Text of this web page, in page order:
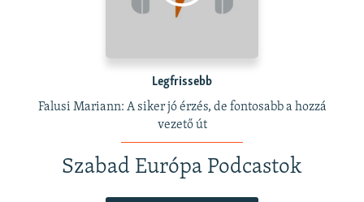
Legfrissebb
Falusi Mariann: A siker jó érzés, de fontosabb a hozzá
vezető út
Szabad Európa Podcastok